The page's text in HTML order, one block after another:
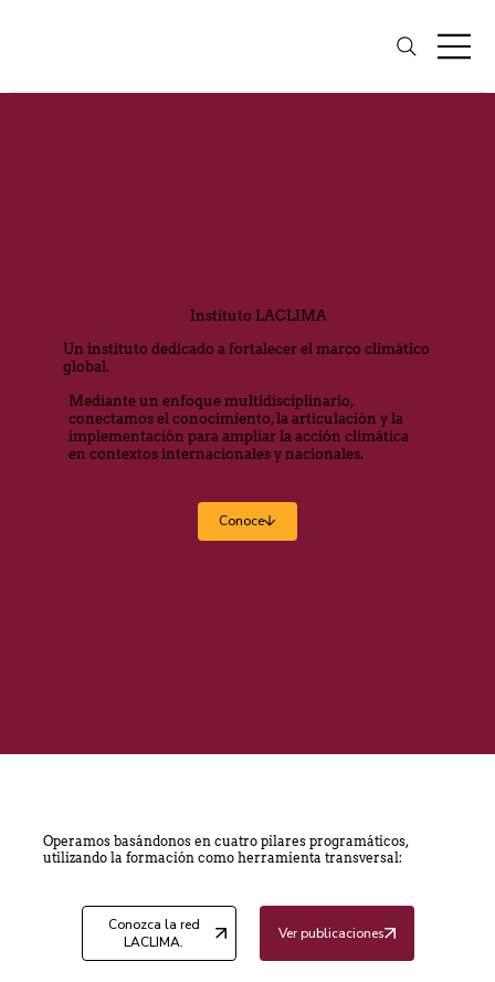
Instituto LACLIMA
Un instituto dedicado a fortalecer el marco climático
global.
Mediante un enfoque multidisciplinario,
conectamos el conocimiento, la articulación y la
implementación para ampliar la acción climática
en contextos internacionales y nacionales.
Conoce
Operamos basándonos en cuatro pilares programáticos,
utilizando la formación como herramienta transversal:
Ver publicaciones
Conozca la red
LACLIMA.